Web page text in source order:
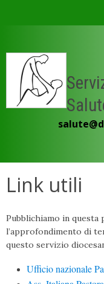
Link utili
Pubblichiamo in
l’approfondimento di
questo servizio
Ufficio nazionale